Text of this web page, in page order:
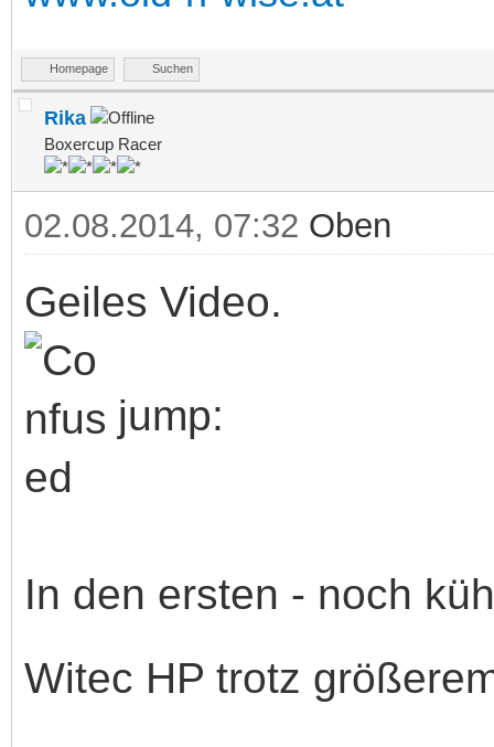
Homepage Suchen
Rika
Boxercup Racer
02.08.2014, 07:32 Oben
Geiles Video.
jump:
In den ersten - noch
Witec HP trotz